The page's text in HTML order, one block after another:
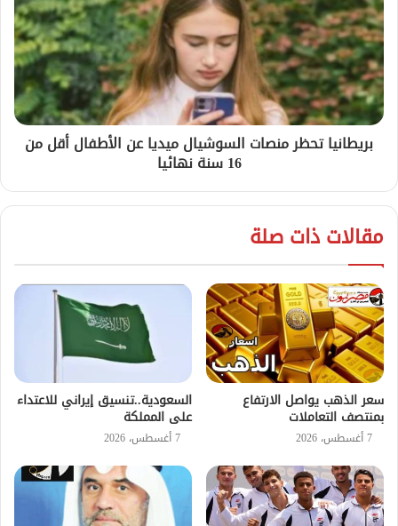
بريطانيا تحظر منصات السوشيال ميديا عن الأطفال أقل من
16 سنة نهائيا
مقالات ذات صلة
سعر الذهب يواصل الارتفاع
بمنتصف التعاملات
7 أغسطس، 2026
السعودية..تنسيق إيراني للاعتداء
على المملكة
7 أغسطس، 2026